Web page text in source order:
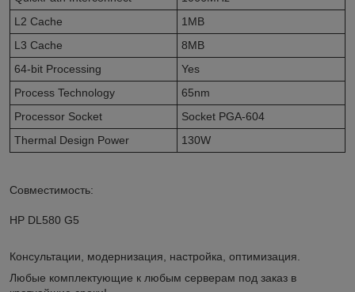
L2 Cache
1MB
L3 Cache
8MB
64-bit Processing
Yes
Process Technology
65nm
Processor Socket
Socket PGA-604
Thermal Design Power
130W
Совместимость:
HP DL580 G5
Консультации, модернизация, настройка, оптимизация.
Любые комплектующие к любым серверам под заказ в